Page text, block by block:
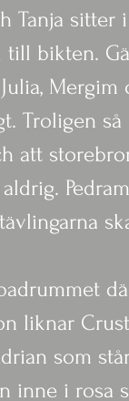
Tanja
till bikten.
Troligen
att
liknar
som
inne i